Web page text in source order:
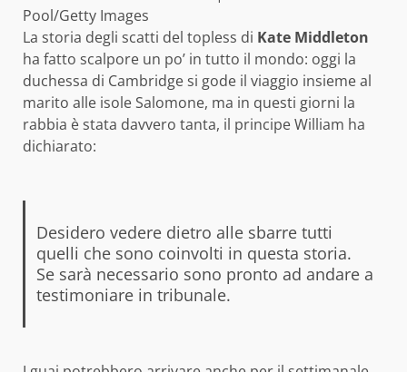
Pool/Getty Images
La storia degli scatti del topless di Kate Middleton
ha fatto scalpore un po’ in tutto il mondo: oggi la
duchessa di Cambridge si gode il viaggio insieme al
marito alle isole Salomone, ma in questi giorni la
rabbia è stata davvero tanta, il principe William ha
dichiarato:
Desidero vedere dietro alle sbarre tutti
quelli che sono coinvolti in questa storia.
Se sarà necessario sono pronto ad andare a
testimoniare in tribunale.